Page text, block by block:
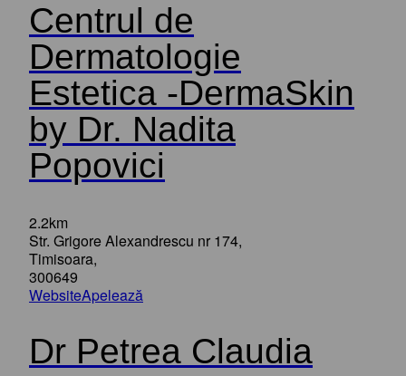
Centrul de
Dermatologie
Estetica -DermaSkin
by Dr. Nadita
Popovici
2.2km
Str. Grigore Alexandrescu nr 174,
Timisoara,
300649
WebsiteApelează
Dr Petrea Claudia